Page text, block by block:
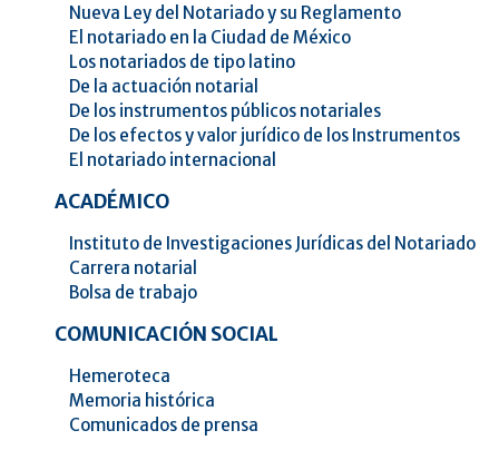
Nueva Ley del Notariado y su Reglamento
El notariado en la Ciudad de México
Los notariados de tipo latino
De la actuación notarial
De los instrumentos públicos notariales
De los efectos y valor jurídico de los Instrumentos
El notariado internacional
ACADÉMICO
Instituto de Investigaciones Jurídicas del Notariado
Carrera notarial
Bolsa de trabajo
COMUNICACIÓN SOCIAL
Hemeroteca
Memoria histórica
Comunicados de prensa